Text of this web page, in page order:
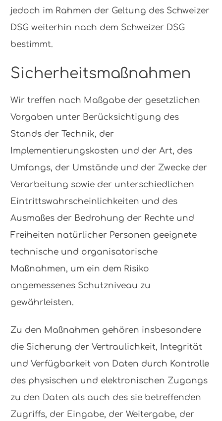
jedoch im Rahmen der Geltung des Schweizer
DSG weiterhin nach dem Schweizer DSG
bestimmt.
Sicherheitsmaßnahmen
Wir treffen nach Maßgabe der gesetzlichen
Vorgaben unter Berücksichtigung des
Stands der Technik, der
Implementierungskosten und der Art, des
Umfangs, der Umstände und der Zwecke der
Verarbeitung sowie der unterschiedlichen
Eintrittswahrscheinlichkeiten und des
Ausmaßes der Bedrohung der Rechte und
Freiheiten natürlicher Personen geeignete
technische und organisatorische
Maßnahmen, um ein dem Risiko
angemessenes Schutzniveau zu
gewährleisten.
Zu den Maßnahmen gehören insbesondere
die Sicherung der Vertraulichkeit, Integrität
und Verfügbarkeit von Daten durch Kontrolle
des physischen und elektronischen Zugangs
zu den Daten als auch des sie betreffenden
Zugriffs, der Eingabe, der Weitergabe, der